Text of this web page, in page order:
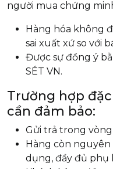
người mua chứng
Hàng hóa không
sai xuất xứ so với
Được sự đồng ý
SÉT VN.
Trường hợp
cần đảm bảo:
Gửi trả trong
Hàng còn nguyên
dụng, đầy đủ phụ